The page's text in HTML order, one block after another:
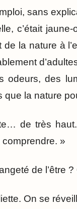
sans
c’était
de la nature à
odeurs, des
la nature
de très
»
de l’être ?
On se